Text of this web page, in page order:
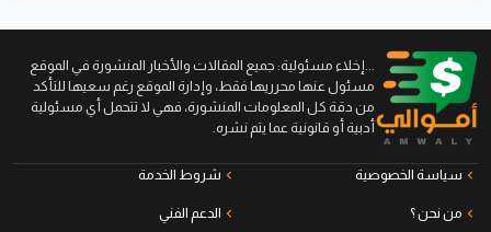
...إخلاء مسئولية: جميع المقالات والأخبار المنشورة في الموقع
مسئول عنها محرريها فقط، وإدارة الموقع رغم سعيها للتأكد
من دقة كل المعلومات المنشورة، فهي لا تتحمل أي مسئولية
أدبية أو قانونية عما يتم نشره.
سياسة الخصوصية شروط الخدمة
من نحن ؟ الدعم الفني